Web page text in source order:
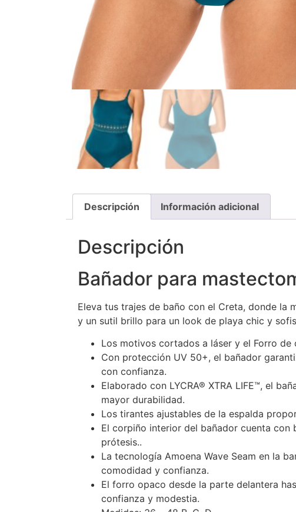
Descripción Información adicional
Descripción
Bañador para
Eleva tus trajes de baño con el Creta, donde la
y un sutil brillo para un look de playa chic y
Los motivos cortados a láser y el Forro
Con protección UV 50+, el bañador
con confianza.
Elaborado con LYCRA® XTRA LIFE™, el
mayor durabilidad.
Los tirantes ajustables de la espalda
El corpiño interior del bañador cuenta
prótesis..
La tecnología Amoena Wave Seam en la
comodidad y confianza.
El forro opaco desde la parte delantera
confianza y modestia.